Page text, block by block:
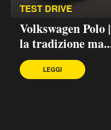
TEST DRIVE
Volkswagen Polo
la tradizione
LEGGI